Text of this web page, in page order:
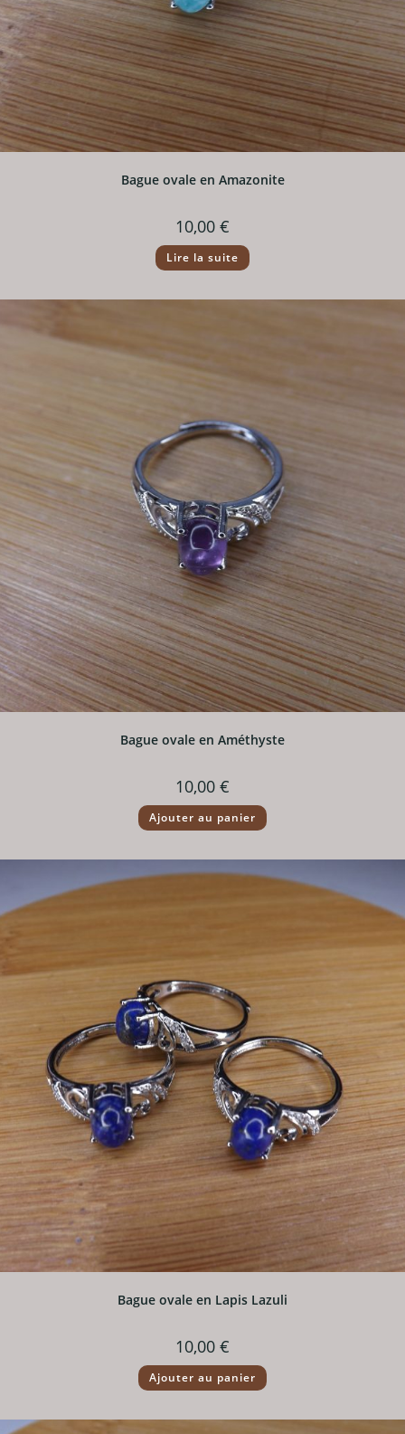
Bague ovale en Amazonite
10,00 €
Lire la suite
Bague ovale en Améthyste
10,00 €
Ajouter au panier
Bague ovale en Lapis Lazuli
10,00 €
Ajouter au panier